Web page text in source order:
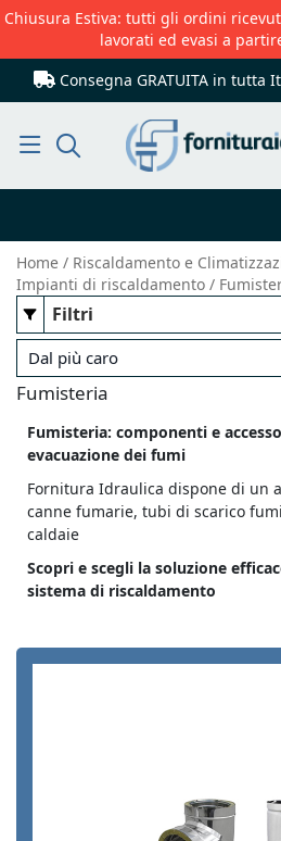
Chiusura Estiva: tutti gli ordini
lavorati ed evasi a
Consegna GRATUITA in tutta
Home
Riscaldamento e
Impianti di riscaldamento
Fumisteria
Fumisteria: componenti e
evacuazione dei fumi
Fornitura Idraulica dispone di un
canne fumarie, tubi di scarico
caldaie
Scopri e scegli la soluzione
sistema di riscaldamento
Filtri